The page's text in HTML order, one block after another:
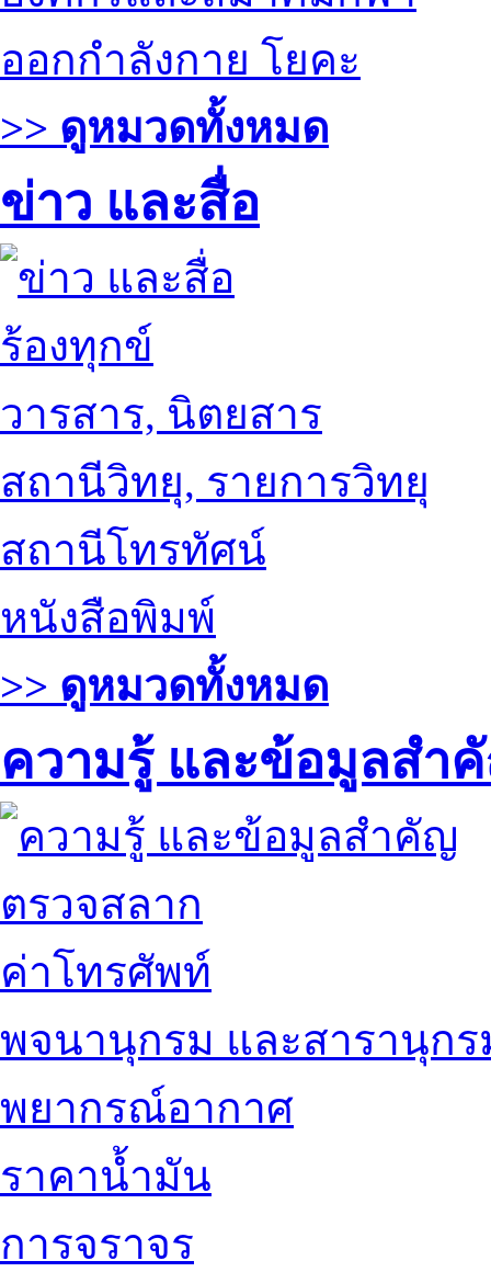
ออกกำลังกาย โยคะ
>> ดูหมวดทั้งหมด
ข่าว และสื่อ
ร้องทุกข์
วารสาร, นิตยสาร
สถานีวิทยุ, รายการวิทยุ
สถานีโทรทัศน์
หนังสือพิมพ์
>> ดูหมวดทั้งหมด
ความรู้ และข้อมูลสำ
ตรวจสลาก
ค่าโทรศัพท์
พจนานุกรม และสารานุกร
พยากรณ์อากาศ
ราคาน้ำมัน
การจราจร